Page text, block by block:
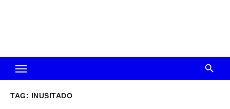
TAG: INUSITADO